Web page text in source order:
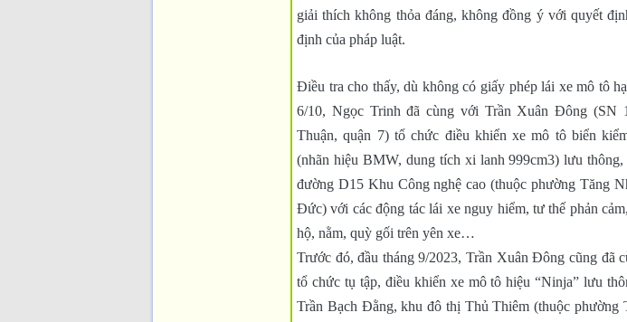
giải thích không thỏa đáng, không đồng ý với quyết
định của pháp luật.
Điều tra cho thấy, dù không có giấy phép lái xe mô tô
6/10, Ngọc Trinh đã cùng với Trần Xuân Đông (SN
Thuận, quận 7) tổ chức điều khiển xe mô tô biển
(nhãn hiệu BMW, dung tích xi lanh 999cm3) lưu thông,
đường D15 Khu Công nghệ cao (thuộc phường Tăng
Đức) với các động tác lái xe nguy hiểm, tư thế phản
hộ, nằm, quỳ gối trên yên xe…
Trước đó, đầu tháng 9/2023, Trần Xuân Đông cũng đã
tổ chức tụ tập, điều khiển xe mô tô hiệu “Ninja” lưu
Trần Bạch Đằng, khu đô thị Thủ Thiêm (thuộc phường